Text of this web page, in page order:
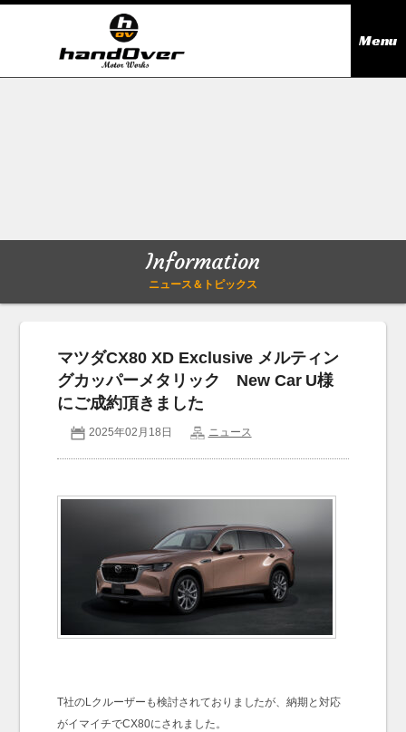
Menu
Company outline
会社概要
アクセス
お問い合わせ
Information
ニュース＆トピックス
マツダCX80 XD Exclusive メルティン
グカッパーメタリック New Car U様
にご成約頂きました
2025年02月18日 ニュース
T社のLクルーザーも検討されておりましたが、納期と対応
がイマイチでCX80にされました。